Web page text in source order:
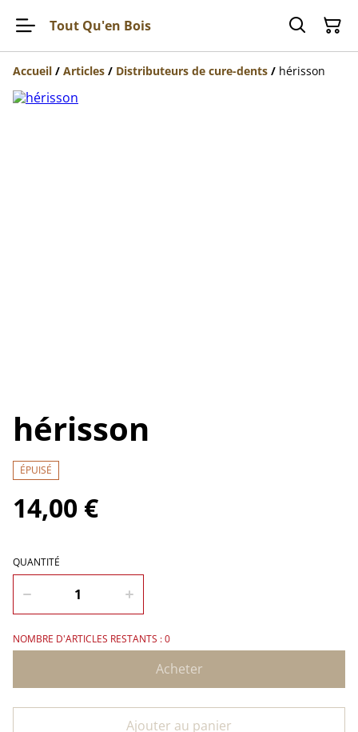
Tout Qu'en Bois
Accueil / Articles / Distributeurs de cure-dents / hérisson
hérisson
ÉPUISÉ
14,00 €
QUANTITÉ
NOMBRE D'ARTICLES RESTANTS : 0
Acheter
Ajouter au panier